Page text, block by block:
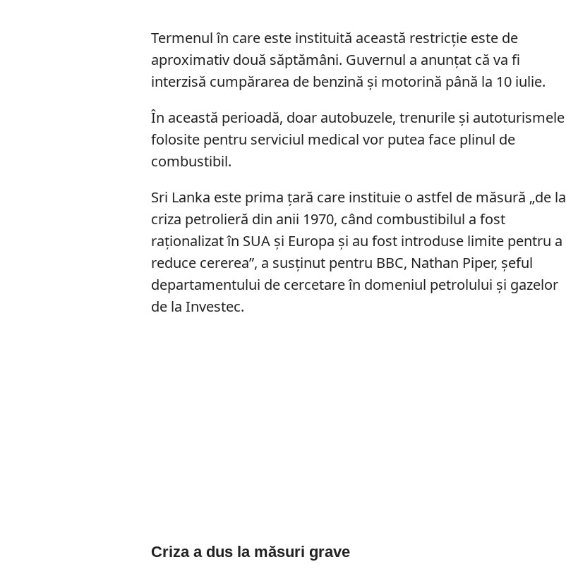
Termenul în care este instituită această restricție este de
aproximativ două săptămâni. Guvernul a anunțat că va fi
interzisă cumpărarea de benzină și motorină până la 10 iulie.
În această perioadă, doar autobuzele, trenurile și autoturismele
folosite pentru serviciul medical vor putea face plinul de
combustibil.
Sri Lanka este prima țară care instituie o astfel de măsură „de la
criza petrolieră din anii 1970, când combustibilul a fost
raționalizat în SUA și Europa și au fost introduse limite pentru a
reduce cererea”, a susținut pentru BBC, Nathan Piper, șeful
departamentului de cercetare în domeniul petrolului și gazelor
de la Investec.
Criza a dus la măsuri grave